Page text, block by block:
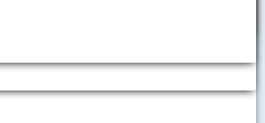
o doklady